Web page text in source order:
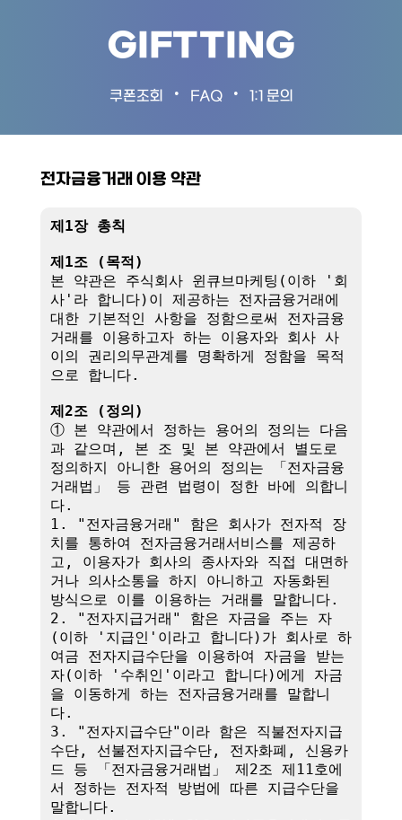
GIFTTING
쿠폰조회 • FAQ • 1:1 문의
전자금융거래 이용 약관
제1장 총칙
제1조 (목적)
본 약관은 주식회사 윈큐브마케팅(이하 '회
사'라 합니다)이 제공하는 전자금융거래에
대한 기본적인 사항을 정함으로써 전자금융
거래를 이용하고자 하는 이용자와 회사 사
이의 권리의무관계를 명확하게 정함을 목적
으로 합니다.
제2조 (정의)
① 본 약관에서 정하는 용어의 정의는 다음
과 같으며, 본 조 및 본 약관에서 별도로
정의하지 아니한 용어의 정의는 「전자금융
거래법」 등 관련 법령이 정한 바에 의합니
다.
1. "전자금융거래" 함은 회사가 전자적 장
치를 통하여 전자금융거래서비스를 제공하
고, 이용자가 회사의 종사자와 직접 대면하
거나 의사소통을 하지 아니하고 자동화된
방식으로 이를 이용하는 거래를 말합니다.
2. "전자지급거래" 함은 자금을 주는 자
(이하 '지급인'이라고 합니다)가 회사로 하
여금 전자지급수단을 이용하여 자금을 받는
자(이하 '수취인'이라고 합니다)에게 자금
을 이동하게 하는 전자금융거래를 말합니
다.
3. "전자지급수단"이라 함은 직불전자지급
수단, 선불전자지급수단, 전자화폐, 신용카
드 등 「전자금융거래법」 제2조 제11호에
서 정하는 전자적 방법에 따른 지급수단을
말합니다.